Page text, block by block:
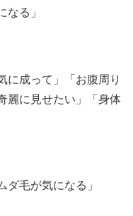
なる」
に成って」「お腹周り
麗に見せたい」「身体
ダ毛が気になる」